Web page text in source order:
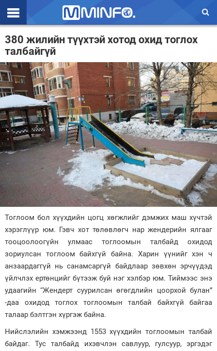
Эхлэл
Цаг агаар
Валют ханш
Улс төр
Эдийн засаг
Үзэл бодол
Спорт
Нийгэм
Энтертайнмэнт
Зурхай
380 жилийн түүхтэй хотод охид тоглох
талбайгүй
Тоглоом бол хүүхдийн цогц хөгжлийг дэмжих маш хүчтэй
хэрэглүүр юм. Гэвч хот төлөвлөгч нар жендерийн ялгааг
тооцоолоогүйн улмаас тоглоомын талбайд охидод
зориулсан тоглоом байхгүй байна. Харин үүнийг хэн ч
анзаардаггүй нь санамсаргүй байдлаар зөвхөн эрчүүдэд
үйлчлэх ертөнцийг бүтээж буй нэг хэлбэр юм. Тиймээс энэ
удаагийн “Жендерт суурилсан өгөгдлийн цоорхой булан”
-даа охидод тоглох тоглоомын талбай байхгүй байгаа
талаар бэлтгэн хүргэж байна.
Нийслэлийн хэмжээнд 1553 хүүхдийн тоглоомын талбай
байдаг. Тус талбайд ихэвчлэн савлуур, гулсуур, эргэдэг